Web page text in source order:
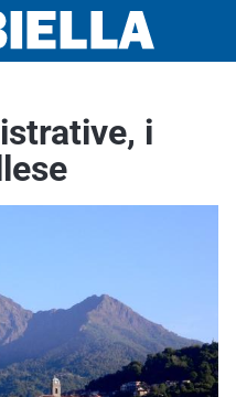
i